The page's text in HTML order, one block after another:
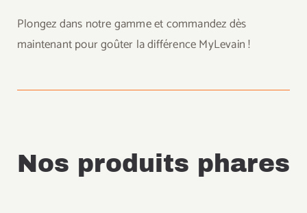
Plongez dans notre gamme et commandez dès
maintenant pour goûter la différence MyLevain !
Nos produits phares